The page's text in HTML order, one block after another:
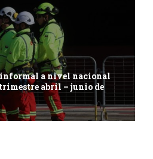
informal a nivel nacional
abril – junio de